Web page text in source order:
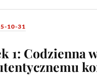
10-31
1: Codzienna